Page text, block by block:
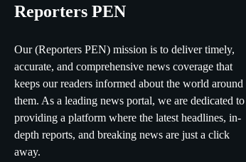
Reporters PEN
Our (Reporters PEN) mission is to deliver timely,
accurate, and comprehensive news coverage that
keeps our readers informed about the world around
them. As a leading news portal, we are dedicated to
providing a platform where the latest headlines, in-
depth reports, and breaking news are just a click
away.